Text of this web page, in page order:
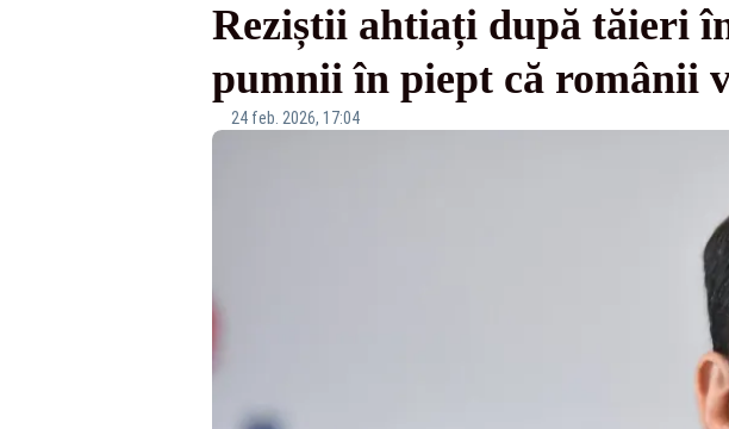
Reziștii ahtiați după tăieri
pumnii în piept că românii
24 feb. 2026, 17:04